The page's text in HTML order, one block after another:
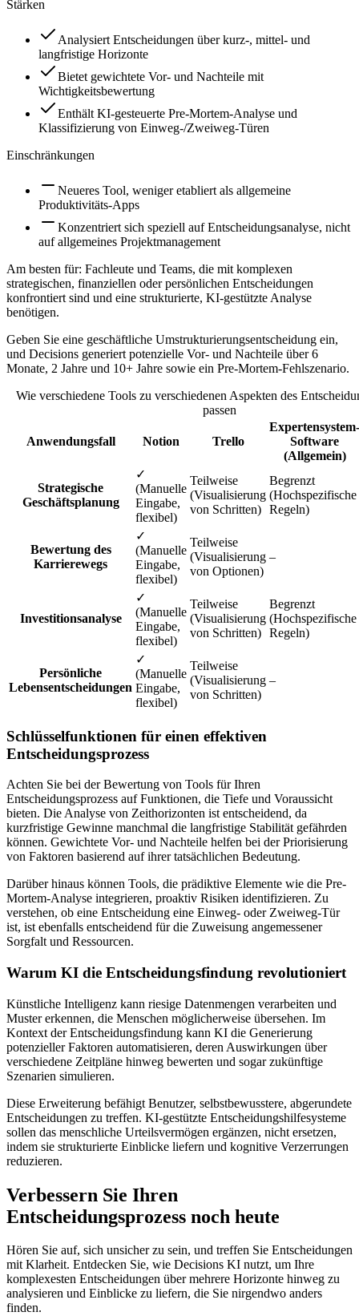
Stärken
Analysiert Entscheidungen über kurz-, mittel- und
langfristige Horizonte
Bietet gewichtete Vor- und Nachteile mit
Wichtigkeitsbewertung
Enthält KI-gesteuerte Pre-Mortem-Analyse und
Klassifizierung von Einweg-/Zweiweg-Türen
Einschränkungen
Neueres Tool, weniger etabliert als allgemeine
Produktivitäts-Apps
Konzentriert sich speziell auf Entscheidungsanalyse, nicht
auf allgemeines Projektmanagement
Am besten für: Fachleute und Teams, die mit komplexen
strategischen, finanziellen oder persönlichen Entscheidungen
konfrontiert sind und eine strukturierte, KI-gestützte Analyse
benötigen.
Geben Sie eine geschäftliche Umstrukturierungsentscheidung ein,
und Decisions generiert potenzielle Vor- und Nachteile über 6
Monate, 2 Jahre und 10+ Jahre sowie ein Pre-Mortem-Fehlszenario.
Wie verschiedene Tools zu verschiedenen Aspekten des
passen
Anwendungsfall Notion Trello
Expertensystem-
Software
(Allgemein)
Strategische
Geschäftsplanung
✓
(Manuelle
Eingabe,
flexibel)
Teilweise
(Visualisierung
von Schritten)
Begrenzt
(Hochspezifische
Regeln)
Bewertung des
Karrierewegs
✓
(Manuelle
Eingabe,
flexibel)
Teilweise
(Visualisierung
von Optionen)
–
Investitionsanalyse
✓
(Manuelle
Eingabe,
flexibel)
Teilweise
(Visualisierung
von Schritten)
Begrenzt
(Hochspezifische
Regeln)
Persönliche
Lebensentscheidungen
✓
(Manuelle
Eingabe,
flexibel)
Teilweise
(Visualisierung
von Schritten)
–
Schlüsselfunktionen für einen effektiven
Entscheidungsprozess
Achten Sie bei der Bewertung von Tools für Ihren
Entscheidungsprozess auf Funktionen, die Tiefe und Voraussicht
bieten. Die Analyse von Zeithorizonten ist entscheidend, da
kurzfristige Gewinne manchmal die langfristige Stabilität gefährden
können. Gewichtete Vor- und Nachteile helfen bei der Priorisierung
von Faktoren basierend auf ihrer tatsächlichen Bedeutung.
Darüber hinaus können Tools, die prädiktive Elemente wie die Pre-
Mortem-Analyse integrieren, proaktiv Risiken identifizieren. Zu
verstehen, ob eine Entscheidung eine Einweg- oder Zweiweg-Tür
ist, ist ebenfalls entscheidend für die Zuweisung angemessener
Sorgfalt und Ressourcen.
Warum KI die Entscheidungsfindung revolutioniert
Künstliche Intelligenz kann riesige Datenmengen verarbeiten und
Muster erkennen, die Menschen möglicherweise übersehen. Im
Kontext der Entscheidungsfindung kann KI die Generierung
potenzieller Faktoren automatisieren, deren Auswirkungen über
verschiedene Zeitpläne hinweg bewerten und sogar zukünftige
Szenarien simulieren.
Diese Erweiterung befähigt Benutzer, selbstbewusstere, abgerundete
Entscheidungen zu treffen. KI-gestützte Entscheidungshilfesysteme
sollen das menschliche Urteilsvermögen ergänzen, nicht ersetzen,
indem sie strukturierte Einblicke liefern und kognitive Verzerrungen
reduzieren.
Verbessern Sie Ihren
Entscheidungsprozess noch heute
Hören Sie auf, sich unsicher zu sein, und treffen Sie Entscheidungen
mit Klarheit. Entdecken Sie, wie Decisions KI nutzt, um Ihre
komplexesten Entscheidungen über mehrere Horizonte hinweg zu
analysieren und Einblicke zu liefern, die Sie nirgendwo anders
finden.